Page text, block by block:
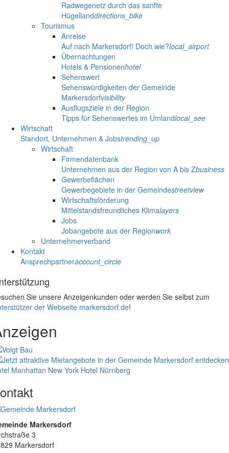
Radwegenetz durch das sanfte
Hügellanddirections_bike
Tourismus
Anreise
Auf nach Markersdorf! Doch wie?local_airport
Übernachtungen
Hotels & Pensionenhotel
Sehenswert
Sehenswürdigkeiten der Gemeinde
Markersdorfvisibility
Ausflugsziele in der Region
Tipps für Sehenswertes im Umlandlocal_see
Wirtschaft
Standort, Unternehmen & Jobstrending_up
Wirtschaft
Firmendatenbank
Unternehmen aus der Region von A bis Zbusiness
Gewerbeflächen
Gewerbegebiete in der Gemeindestreetview
Wirtschaftsförderung
Mittelstandsfreundliches Klimalayers
Jobs
Jobangebote aus der Regionwork
Unternehmerverband
Kontakt
Ansprechpartneraccount_circle
Sie unsere Anzeigenkunden oder werden Sie selbst zum
der Webseite markersdorf.de!
Manhattan New York Hotel Nürnberg
Markersdorf
3
Markersdorf